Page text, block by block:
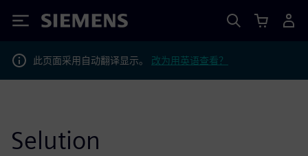
Siemens
此页面采用自动翻译显示。 改为用英语查看？
Selution